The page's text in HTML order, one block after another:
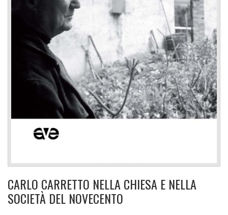
CARLO CARRETTO NELLA CHIESA E NELLA
SOCIETÀ DEL NOVECENTO